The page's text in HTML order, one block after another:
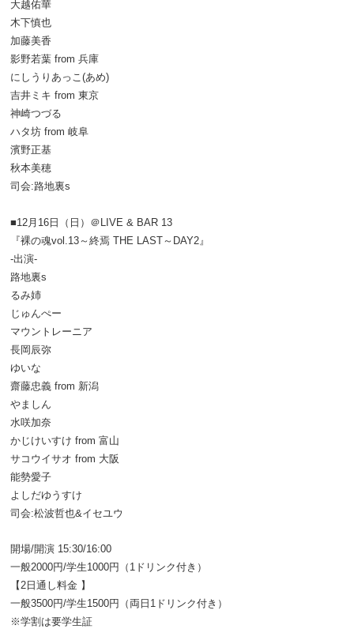
大越佑華
木下慎也
加藤美香
影野若葉 from 兵庫
にしうりあっこ(あめ)
吉井ミキ from 東京
神崎つづる
ハタ坊 from 岐阜
濱野正基
秋本美穂
司会:路地裏s
■12月16日（日）＠LIVE & BAR 13
『裸の魂vol.13～終焉 THE LAST～DAY2』
-出演-
路地裏s
るみ姉
じゅんぺー
マウントレーニア
長岡辰弥
ゆいな
齋藤忠義 from 新潟
やましん
水咲加奈
かじけいすけ from 富山
サコウイサオ from 大阪
能勢愛子
よしだゆうすけ
司会:松波哲也&イセユウ
開場/開演 15:30/16:00
一般2000円/学生1000円（1ドリンク付き）
【2日通し料金 】
一般3500円/学生1500円（両日1ドリンク付き）
※学割は要学生証